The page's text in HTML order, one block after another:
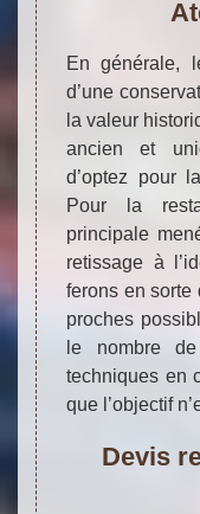
En générale,
d’une
la valeur
ancien et
d’optez pour
Pour la
principale
retissage à
ferons en sorte
proches
le nombre
techniques en
que l’objectif
Devis